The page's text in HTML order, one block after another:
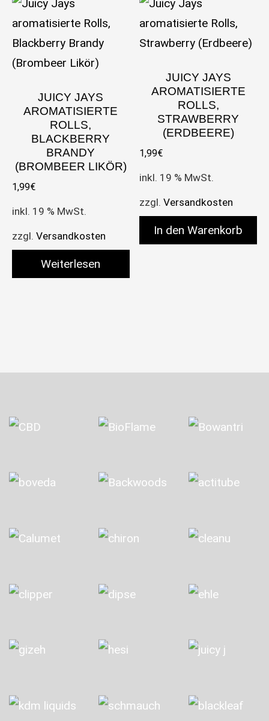
JUICY JAYS
AROMATISIERTE
ROLLS,
BLACKBERRY
BRANDY
(BROMBEER LIKÖR)
1,99€
inkl. 19 % MwSt.
zzgl. Versandkosten
Weiterlesen
JUICY JAYS
AROMATISIERTE
ROLLS,
STRAWBERRY
(ERDBEERE)
1,99€
inkl. 19 % MwSt.
zzgl.Versandkosten
In den Warenkorb